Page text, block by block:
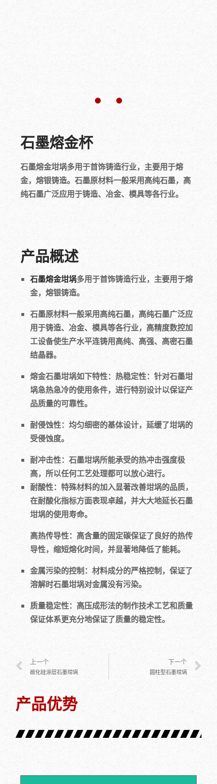
石墨熔金杯
石墨熔金坩埚多用于首饰铸造行业，主要用于熔
金，熔银铸造。石墨原材料一般采用高纯石墨，高
纯石墨广泛应用于铸造、冶金、模具等各行业。
产品概述
石墨熔金坩埚多用于首饰铸造行业，主要用于熔
金，熔银铸造。
石墨原材料一般采用高纯石墨，高纯石墨广泛应
用于铸造、冶金、模具等各行业，高精度数控加
工设备使生产水平连铸用高纯、高强、高密石墨
结晶器。
熔金石墨坩埚如下特性：热稳定性：针对石墨坩
埚急热急冷的使用条件，进行特别设计以保证产
品质量的可靠性。
耐侵蚀性：均匀细密的基体设计，延缓了坩埚的
受侵蚀度。
耐冲击性：石墨坩埚所能承受的热冲击强度极
高，所以任何工艺处理都可以放心进行。
耐酸性：特殊材料的加入显著改善坩埚的品质，
在耐酸化指标方面表现卓越，并大大地延长石墨
坩埚的使用寿命。
高热传导性：高含量的固定碳保证了良好的热传
导性，缩短熔化时间，并显著地降低了能耗。
金属污染的控制：材料成分的严格控制，保证了
溶解时石墨坩埚对金属没有污染。
质量稳定性：高压成形法的制作技术工艺和质量
保证体系更充分地保证了质量的稳定性。
上一个
碳化硅涂层石墨坩埚
下一个
圆柱型石墨坩埚
产品优势